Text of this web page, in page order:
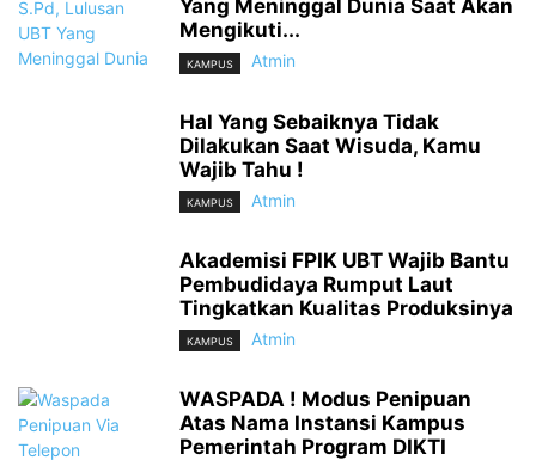
Yang Meninggal Dunia Saat Akan
Mengikuti...
KAMPUS Atmin
Hal Yang Sebaiknya Tidak
Dilakukan Saat Wisuda, Kamu
Wajib Tahu !
KAMPUS Atmin
Akademisi FPIK UBT Wajib Bantu
Pembudidaya Rumput Laut
Tingkatkan Kualitas Produksinya
KAMPUS Atmin
WASPADA ! Modus Penipuan
Atas Nama Instansi Kampus
Pemerintah Program DIKTI